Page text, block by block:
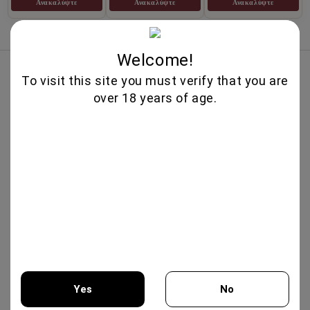
Ανακαλύψτε Ανακαλύψτε Ανακαλύψτε
Κορυφαίες Πωλήσεις
PROSECCO DOC EXTRA DRY
750ML-CANTI
Welcome!
To visit this site you must verify that you are
over 18 years of age.
Yes No